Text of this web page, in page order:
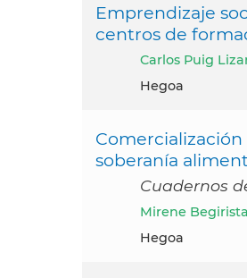
Emprendizaje
centros de
Carlos Puig
Hegoa
soberanía
Cuadernos
Mirene
Hegoa